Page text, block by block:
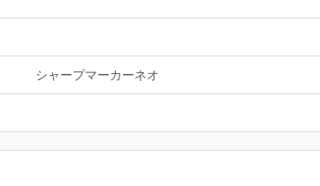
シャープマーカーネオ